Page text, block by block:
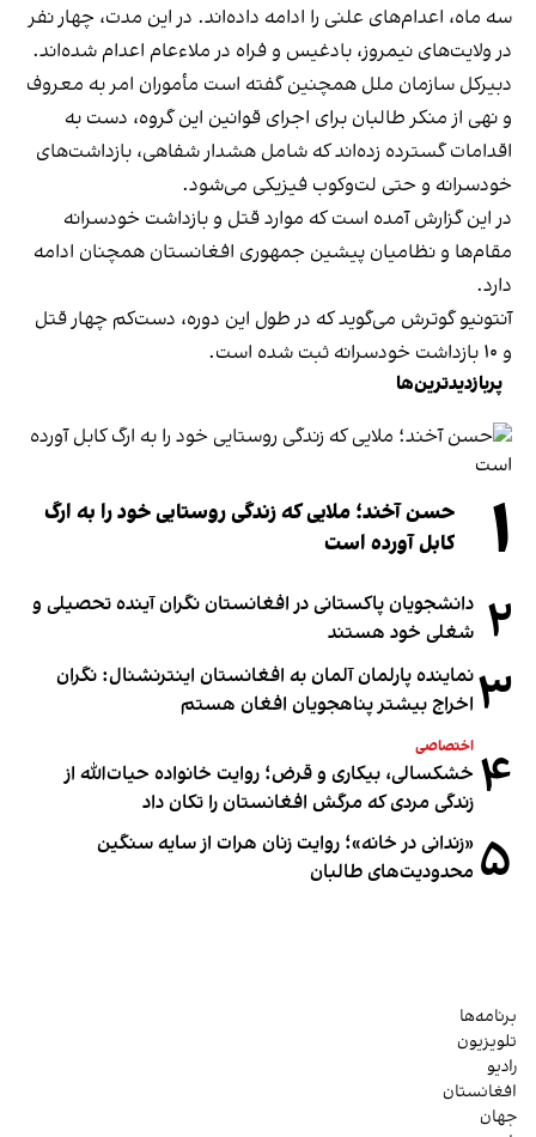
سه ماه، اعدام‌های علنی را ادامه داده‌اند. در این مدت، چهار نفر
در ولایت‌های نیمروز، بادغیس و فراه در ملاءعام اعدام شده‌اند.
دبیرکل سازمان ملل همچنین گفته است مأموران امر به معروف
و نهی از منکر طالبان برای اجرای قوانین این گروه، دست به
اقدامات گسترده زده‌اند که شامل هشدار شفاهی، بازداشت‌های
خودسرانه و حتی لت‌وکوب فیزیکی می‌شود.
در این گزارش آمده است که موارد قتل و بازداشت خودسرانه
مقام‌ها و نظامیان پیشین جمهوری افغانستان همچنان ادامه
دارد.
آنتونیو گوترش می‌گوید که در طول این دوره، دست‌کم چهار قتل
و ۱۰ بازداشت خودسرانه ثبت شده است.
پربازدیدترین‌ها
۱
حسن آخند؛ ملایی که زندگی روستایی خود را به ارگ
کابل آورده است
۲ دانشجویان پاکستانی در افغانستان نگران آینده تحصیلی و
شغلی خود هستند
۳نماینده پارلمان آلمان به افغانستان اینترنشنال: نگران
اخراج بیشتر پناهجویان افغان هستم
۴ اختصاصی
خشکسالی، بیکاری و قرض؛ روایت خانواده حیات‌الله از
زندگی مردی که مرگش افغانستان را تکان داد
۵ «زندانی در خانه»؛ روایت زنان هرات از سایه سنگین
محدودیت‌های طالبان
برنامه‌ها
تلویزیون
رادیو
افغانستان
جهان